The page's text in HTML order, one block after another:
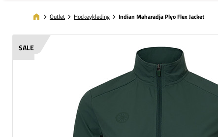
Outlet Hockeykleding Indian Maharadja Plyo Flex Jacket
SALE